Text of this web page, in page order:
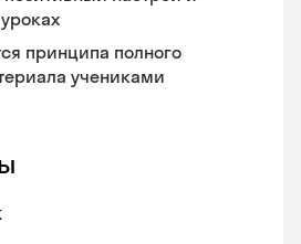
принципа полного
учениками